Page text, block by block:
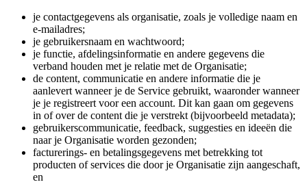
je contactgegevens als organisatie, zoals je volledige naam en
e-mailadres;
je gebruikersnaam en wachtwoord;
je functie, afdelingsinformatie en andere gegevens die
verband houden met je relatie met de Organisatie;
de content, communicatie en andere informatie die je
aanlevert wanneer je de Service gebruikt, waaronder wanneer
je je registreert voor een account. Dit kan gaan om gegevens
in of over de content die je verstrekt (bijvoorbeeld metadata);
gebruikerscommunicatie, feedback, suggesties en ideeën die
naar je Organisatie worden gezonden;
facturerings- en betalingsgegevens met betrekking tot
producten of services die door je Organisatie zijn aangeschaft,
en